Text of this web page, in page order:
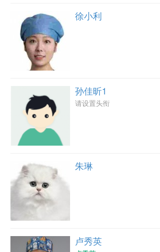
徐小利
孙佳昕1
请设置头衔
朱琳
卢秀英